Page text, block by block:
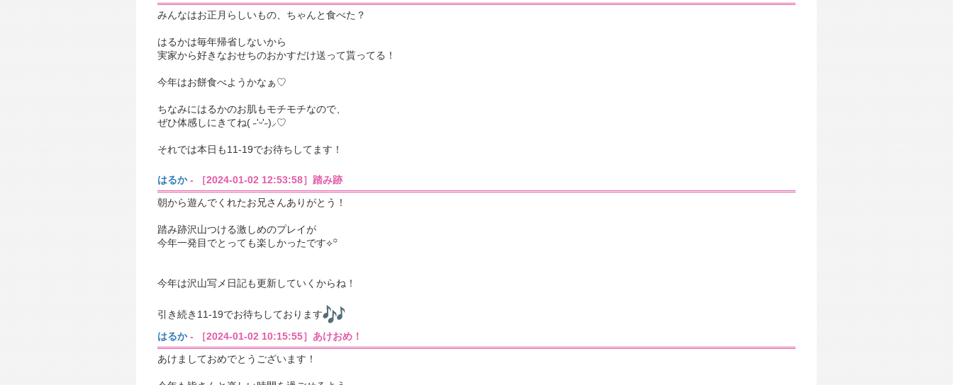
みんなはお正月らしいもの、ちゃんと食べた？
はるかは毎年帰省しないから
実家から好きなおせちのおかすだけ送って貰ってる！
今年はお餅食べようかなぁ♡
ちなみにはるかのお肌もモチモチなので、
ぜひ体感しにきてね( ˶'ᵕ'˶)⸝‪‪‎♡
それでは本日も11-19でお待ちしてます！
はるか- ［2024-01-02 12:53:58］踏み跡
朝から遊んでくれたお兄さんありがとう！
踏み跡沢山つける激しめのプレイが
今年一発目でとっても楽しかったです⟡꙳
今年は沢山写メ日記も更新していくからね！
引き続き11-19でお待ちしております
はるか- ［2024-01-02 10:15:55］あけおめ！
あけましておめでとうございます！